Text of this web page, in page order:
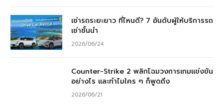
เช่ารถระยะยาว ที่ไหนดี? 7 อันดับผู้ให้บริการรถ
เช่าชั้นนำ
2026/06/24
Counter-Strike 2 พลิกโฉมวงการเกมแข่งขัน
อย่างไร และทำไมใคร ๆ ก็พูดถึง
2026/06/21